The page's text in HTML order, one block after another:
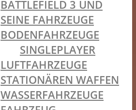
BATTLEFIELD 3 UND
SEINE FAHRZEUGE
BODENFAHRZEUGE
SINGLEPLAYER
LUFTFAHRZEUGE
STATIONÄREN WAFFEN
WASSERFAHRZEUGE